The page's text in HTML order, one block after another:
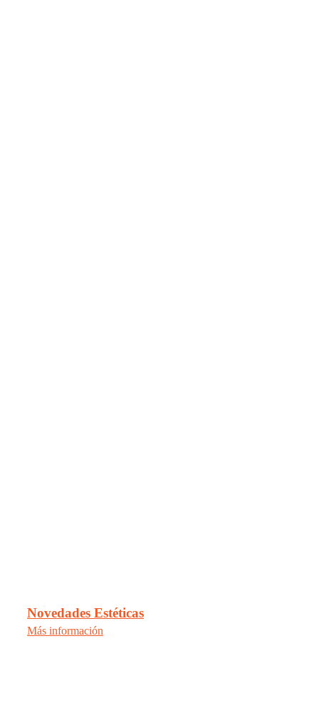
Novedades Estéticas
Más información